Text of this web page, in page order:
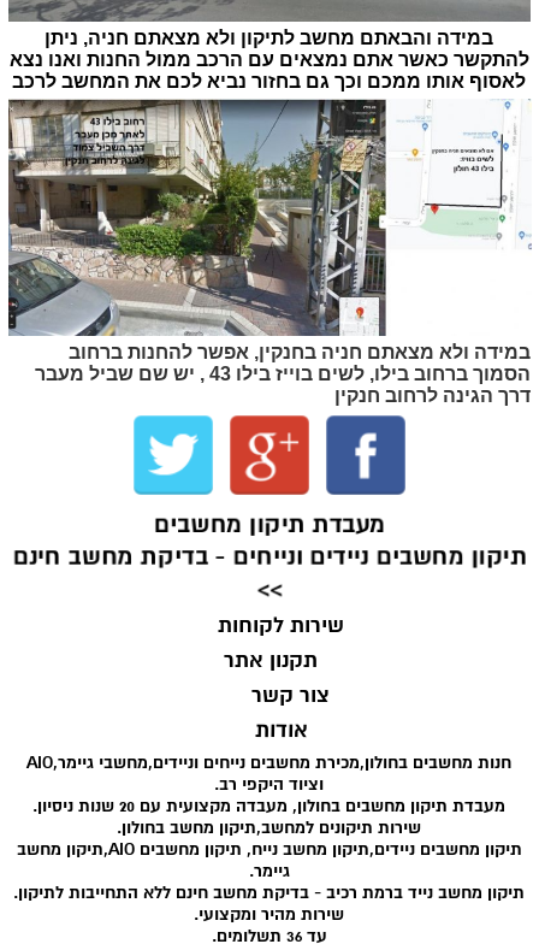
צור קשר
אודות
תקנון אתר
שירות לקוחות
חנות מחשבים בחולון,מכירת מחשבים נייחים וניידים,מחשבי גיימר,AIO
וציוד היקפי רב.
מעבדת תיקון מחשבים בחולון, מעבדה מקצועית עם 20 שנות ניסיון.
שירות תיקונים למחשב,תיקון מחשב בחולון.
תיקון מחשבים ניידים,תיקון מחשב נייח, תיקון מחשבים AIO,תיקון מחשב
גיימר.
תיקון מחשב נייד ברמת רכיב - בדיקת מחשב חינם ללא התחייבות לתיקון.
שירות מהיר ומקצועי.
עד 36 תשלומים.
מעבדת תיקון מחשבים
תיקון מחשבים ניידים ונייחים - בדיקת מחשב חינם
>>
במידה והבאתם מחשב לתיקון ולא מצאתם חניה, ניתן
להתקשר כאשר אתם נמצאים עם הרכב ממול החנות ואנו נצא
לאסוף אותו ממכם וכך גם בחזור נביא לכם את המחשב לרכב
במידה ולא מצאתם חניה בחנקין, אפשר להחנות ברחוב
הסמוך ברחוב בילו, לשים בוייז בילו 43 , יש שם שביל מעבר
דרך הגינה לרחוב חנקין